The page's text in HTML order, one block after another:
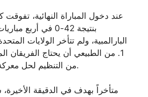
عند دخول المباراة النهائية، تفوقت
بنتيجة 42-0 في
1. من الطبيعي أن يحتاج الفريقان
من التنظيم لحل معركة الميدالية الذهبية.
متأخراً بهدف في الدقيقة